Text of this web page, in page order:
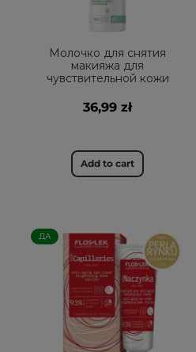
Молочко для снятия
макияжа для
чувствительной кожи
36,99 zł
Add to cart
ДА